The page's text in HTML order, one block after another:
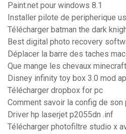
Paint.net pour windows 8.1
Installer pilote de peripherique
Télécharger batman the dark
Best digital photo recovery
Déplacer la barre des taches mac
Que mange les chevaux minecraft
Disney infinity toy box 3.0 mod
Télécharger dropbox for pc
Comment savoir la config de son
Driver hp laserjet p2055dn .inf
Télécharger photofiltre studio x